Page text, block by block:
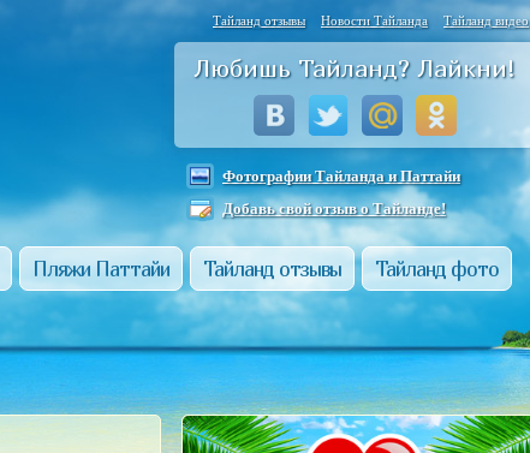
Тайланд отзывы Новости Тайланда Тайланд видео
Любишь Тайланд? Лайкни!
Фотографии Тайланда и Паттайи
Добавь свой отзыв о Тайланде!
Пляжи Паттайи Тайланд отзывы Тайланд фото